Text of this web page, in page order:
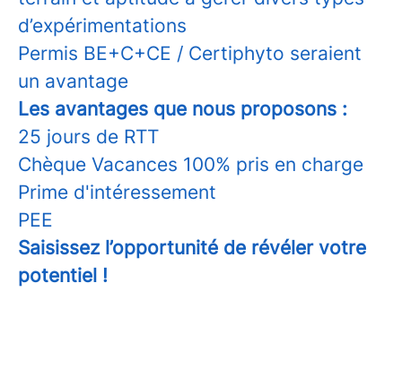
d’expérimentations
Permis BE+C+CE / Certiphyto seraient
un avantage
Les avantages que nous proposons :
25 jours de RTT
Chèque Vacances 100% pris en charge
Prime d'intéressement
PEE
Saisissez l’opportunité de révéler votre
potentiel !